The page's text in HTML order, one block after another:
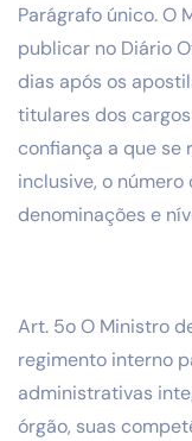
Parágrafo único. O
publicar no Diário
dias após os
titulares dos
confiança a que se
inclusive, o número
denominações e
Art. 5o O Ministro
regimento interno
administrativas
órgão, suas